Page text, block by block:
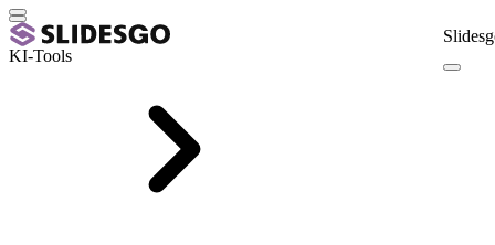
KI-Tools